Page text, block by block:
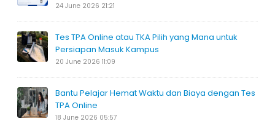
24 June 2026 21:21
Tes TPA Online atau TKA Pilih yang Mana untuk
Persiapan Masuk Kampus
20 June 2026 11:09
Bantu Pelajar Hemat Waktu dan Biaya dengan Tes
TPA Online
18 June 2026 05:57